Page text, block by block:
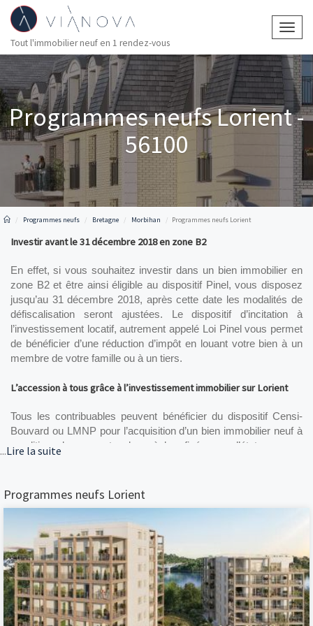
Tout l'immobilier neuf en 1 rendez-vous
Programmes neufs Lorient -
56100
Programmes neufs Bretagne Morbihan Programmes neufs Lorient
Investir avant le 31 décembre 2018 en zone B2
En effet, si vous souhaitez investir dans un bien immobilier en
zone B2 et être ainsi éligible au dispositif Pinel, vous disposez
jusqu’au 31 décembre 2018, après cette date les modalités de
défiscalisation seront ajustées. Le dispositif d’incitation à
l’investissement locatif, autrement appelé Loi Pinel vous permet
de bénéficier d’une réduction d’impôt en louant votre bien à un
membre de votre famille ou à un tiers.
L’accession à tous grâce à l’investissement immobilier sur Lorient
Tous les contribuables peuvent bénéficier du dispositif Censi-
Bouvard ou LMNP pour l’acquisition d’un bien immobilier neuf à
condition de respecter les règles fixés par l’état, comme
longue durée à des personnes malades, handicapés ou âgées.
Une assurance en cas de dommages sur Lorient
Il est vrai que les professionnels du bâtiment sont en parfaite
connaissance de leur droit et de leur métier cependant il arrive
quelquefois que certains bâtiments menacent de s’affaisser ou
deviennent invivables pour des raisons de vétusté par exemple.
C’est ici qu’intervient la garantie décennale qui couvre tous
dommages liés à la solidité et à la qualité du bien pendant 10
...Lire la suite
Programmes neufs Lorient